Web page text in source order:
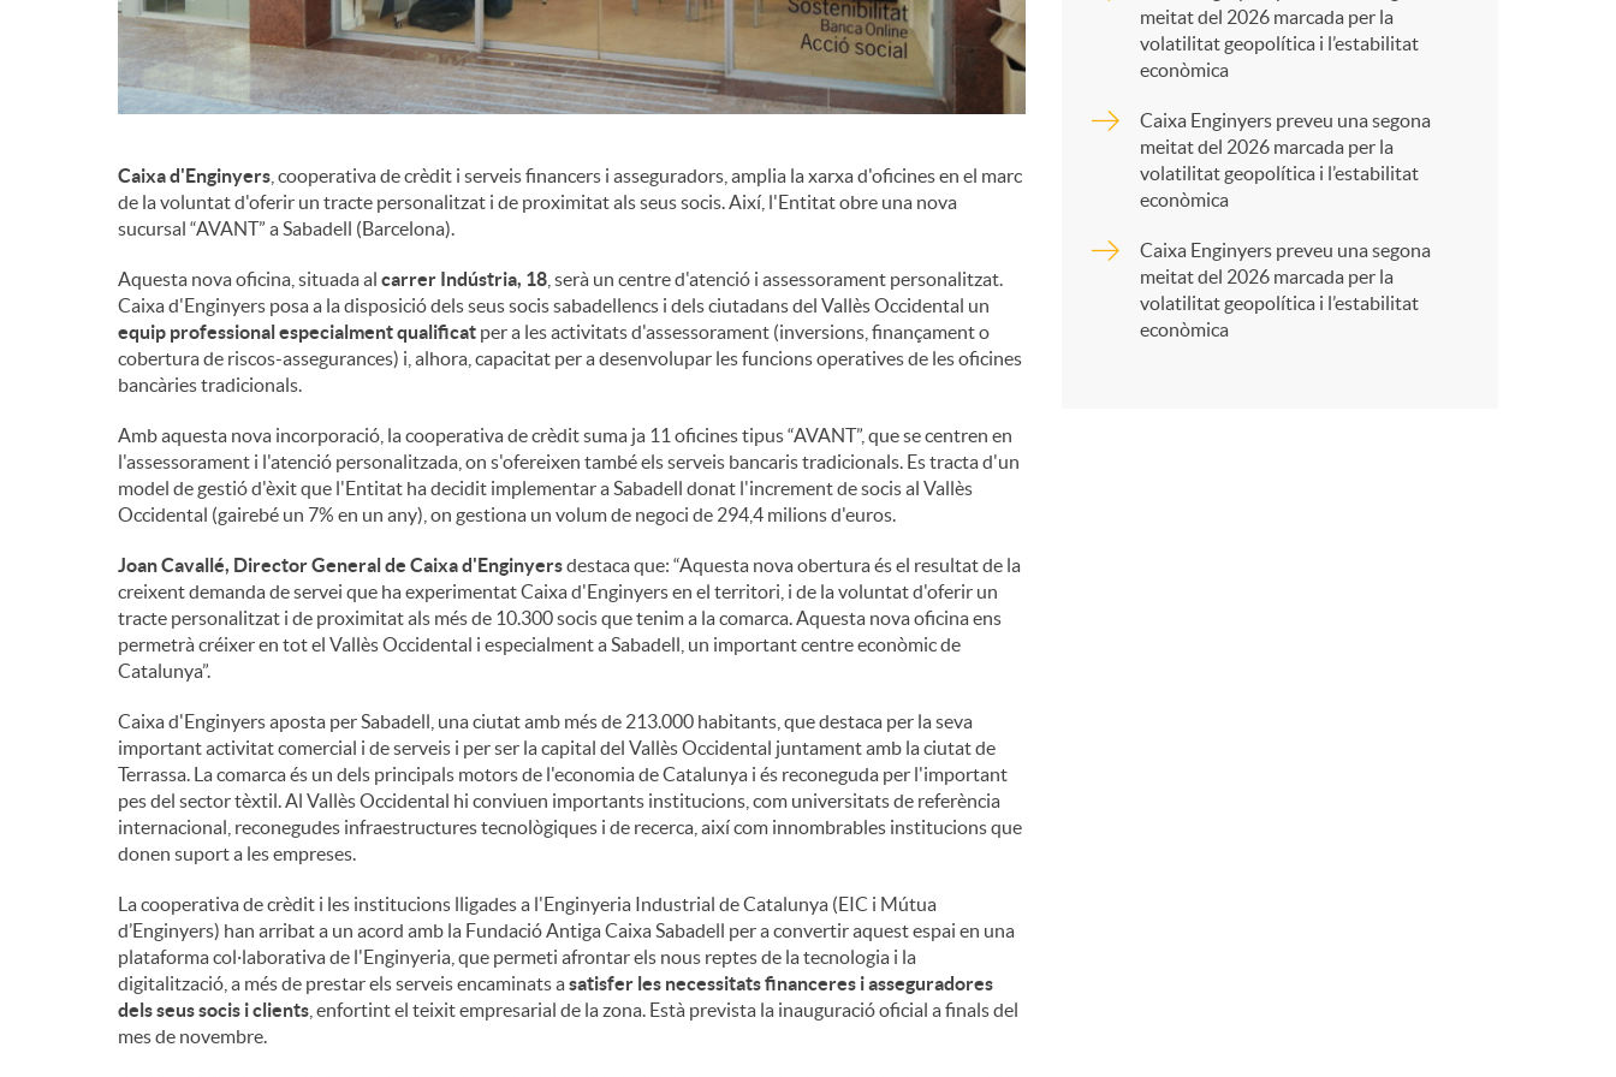
Caixa d'Enginyers , cooperativa de crèdit i serveis financers i asseguradors, amplia la xarxa d'oficines en el marc
de la voluntat d'oferir un tracte personalitzat i de proximitat als seus socis. Així, l'Entitat obre una nova
sucursal “AVANT” a Sabadell (Barcelona).
Aquesta nova oficina, situada al carrer Indústria, 18 , serà un centre d'atenció i assessorament personalitzat.
Caixa d'Enginyers posa a la disposició dels seus socis sabadellencs i dels ciutadans del Vallès Occidental un
equip professional especialment qualificat per a les activitats d'assessorament (inversions, finançament o
cobertura de riscos-assegurances) i, alhora, capacitat per a desenvolupar les funcions operatives de les oficines
bancàries tradicionals.
Amb aquesta nova incorporació, la cooperativa de crèdit suma ja 11 oficines tipus “AVANT”, que se centren en
l'assessorament i l'atenció personalitzada, on s'ofereixen també els serveis bancaris tradicionals. Es tracta d'un
model de gestió d'èxit que l'Entitat ha decidit implementar a Sabadell donat l'increment de socis al Vallès
Occidental (gairebé un 7% en un any), on gestiona un volum de negoci de 294,4 milions d'euros.
Joan Cavallé, Director General de Caixa d'Enginyersdestaca que: “Aquesta nova obertura és el resultat de la
creixent demanda de servei que ha experimentat Caixa d'Enginyers en el territori, i de la voluntat d'oferir un
tracte personalitzat i de proximitat als més de 10.300 socis que tenim a la comarca. Aquesta nova oficina ens
permetrà créixer en tot el Vallès Occidental i especialment a Sabadell, un important centre econòmic de
Catalunya”.
Caixa d'Enginyers aposta per Sabadell, una ciutat amb més de 213.000 habitants, que destaca per la seva
important activitat comercial i de serveis i per ser la capital del Vallès Occidental juntament amb la ciutat de
Terrassa. La comarca és un dels principals motors de l'economia de Catalunya i és reconeguda per l'important
pes del sector tèxtil. Al Vallès Occidental hi conviuen importants institucions, com universitats de referència
internacional, reconegudes infraestructures tecnològiques i de recerca, així com innombrables institucions que
donen suport a les empreses.
La cooperativa de crèdit i les institucions lligades a l'Enginyeria Industrial de Catalunya (EIC i Mútua
d’Enginyers) han arribat a un acord amb la Fundació Antiga Caixa Sabadell per a convertir aquest espai en una
plataforma col·laborativa de l'Enginyeria, que permeti afrontar els nous reptes de la tecnologia i la
digitalització, a més de prestar els serveis encaminats asatisfer les necessitats financeres i asseguradores
dels seus socis i clients , enfortint el teixit empresarial de la zona. Està prevista la inauguració oficial a finals del
mes de novembre.
meitat del 2026 marcada per la
volatilitat geopolítica i l’estabilitat
econòmica
Caixa Enginyers preveu una segona
meitat del 2026 marcada per la
volatilitat geopolítica i l’estabilitat
econòmica
Caixa Enginyers preveu una segona
meitat del 2026 marcada per la
volatilitat geopolítica i l’estabilitat
econòmica